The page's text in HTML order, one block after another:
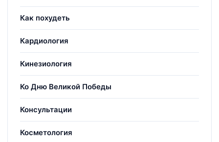
Как похудеть
Кардиология
Кинезиология
Ко Дню Великой Победы
Консультации
Косметология